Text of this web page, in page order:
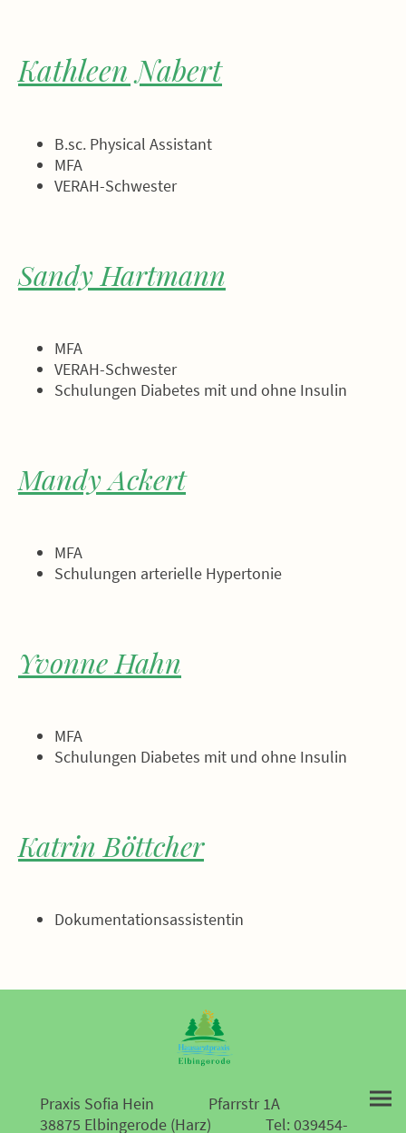
Kathleen Nabert
B.sc. Physical Assistant
MFA
VERAH-Schwester
Sandy Hartmann
MFA
VERAH-Schwester
Schulungen Diabetes mit und ohne Insulin
Mandy Ackert
MFA
Schulungen arterielle Hypertonie
Yvonne Hahn
MFA
Schulungen Diabetes mit und ohne Insulin
Katrin Böttcher
Dokumentationsassistentin
Praxis Sofia Hein Pfarrstr 1A
38875 Elbingerode (Harz) Tel: 039454-